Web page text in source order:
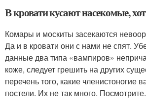
В кровати кусают насекомые,
Комары и москиты засекаются
Да и в кровати они с нами не спят.
данные два типа «вампиров»
коже, следует грешить на других
перечень того, какие членистоногие
постели. Их не так много. Посмотрите.